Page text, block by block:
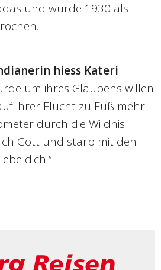
und wurde 1930 als
hiess Kateri
um ihres Glaubens willen
ihrer Flucht zu Fuß mehr
durch die Wildnis
Gott und starb mit den
dich!“